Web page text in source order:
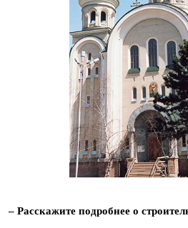
– Расскажите подробнее о